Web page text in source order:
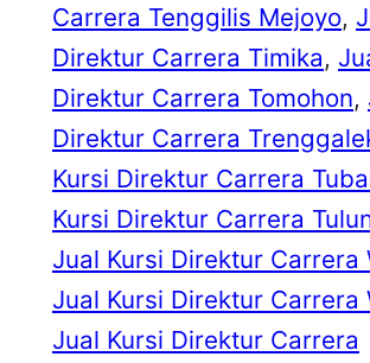
Carrera Tenggilis Mejoyo,
Direktur Carrera Timika,
Direktur Carrera Tomohon,
Direktur Carrera
Kursi Direktur Carrera
Kursi Direktur Carrera
Jual Kursi Direktur Carrera
Jual Kursi Direktur Carrera
Jual Kursi Direktur Carrera